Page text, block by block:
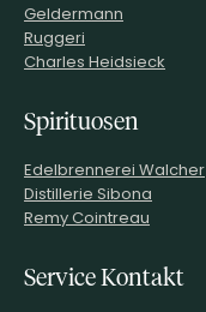
Geldermann
Ruggeri
Charles Heidsieck
Spirituosen
Edelbrennerei Walcher
Distillerie Sibona
Remy Cointreau
Service Kontakt